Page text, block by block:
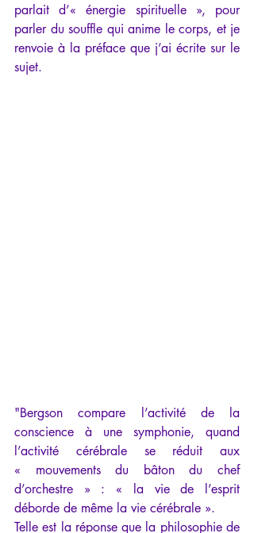
parlait d’« énergie spirituelle », pour
parler du souffle qui anime le corps, et je
renvoie à la préface que j’ai écrite sur le
sujet.
"Bergson compare l’activité de la
conscience à une symphonie, quand
l’activité cérébrale se réduit aux
« mouvements du bâton du chef
d’orchestre » : « la vie de l’esprit
déborde de même la vie cérébrale ».
Telle est la réponse que la philosophie de